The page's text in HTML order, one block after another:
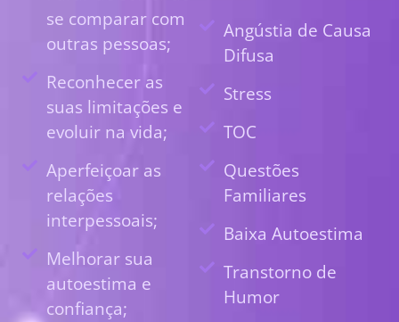
se comparar com
outras pessoas;
Reconhecer as
suas limitações e
evoluir na vida;
Aperfeiçoar as
relações
interpessoais;
Melhorar sua
autoestima e
confiança;
Angústia de Causa
Difusa
Stress
TOC
Questões
Familiares
Baixa Autoestima
Transtorno de
Humor